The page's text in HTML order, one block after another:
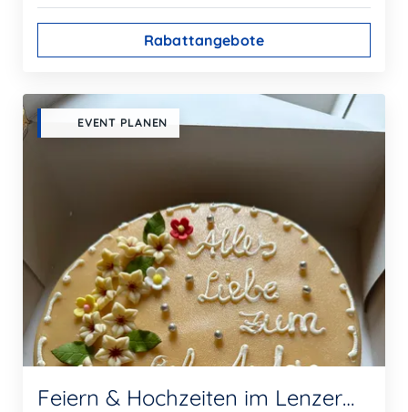
Rabattangebote
EVENT PLANEN
Feiern & Hochzeiten im Lenzer Krug